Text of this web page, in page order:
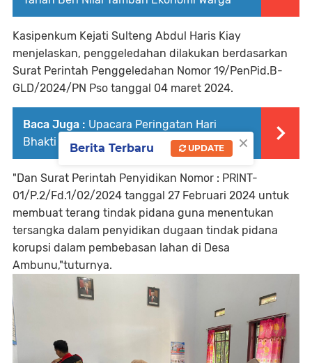
Kasipenkum Kejati Sulteng Abdul Haris Kiay
menjelaskan, penggeledahan dilakukan berdasarkan
Surat Perintah Penggeledahan Nomor 19/PenPid.B-
GLD/2024/PN Pso tanggal 04 maret 2024.
Baca Juga : Upacara Peringatan Hari
Bhakti Pemasyarakatan ke – 60
"Dan Surat Perintah Penyidikan Nomor : PRINT-
01/P.2/Fd.1/02/2024 tanggal 27 Februari 2024 untuk
membuat terang tindak pidana guna menentukan
tersangka dalam penyidikan dugaan tindak pidana
korupsi dalam pembebasan lahan di Desa
Ambunu,"tuturnya.
×
Berita Terbaru UPDATE